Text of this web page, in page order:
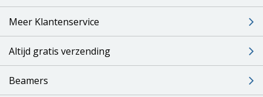
Meer Klantenservice
Altijd gratis verzending
Beamers